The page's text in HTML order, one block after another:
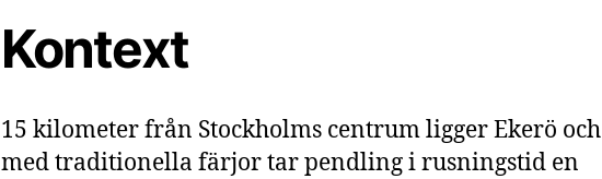
Kontext
15 kilometer från Stockholms centrum ligger Ekerö och
med traditionella färjor tar pendling i rusningstid en